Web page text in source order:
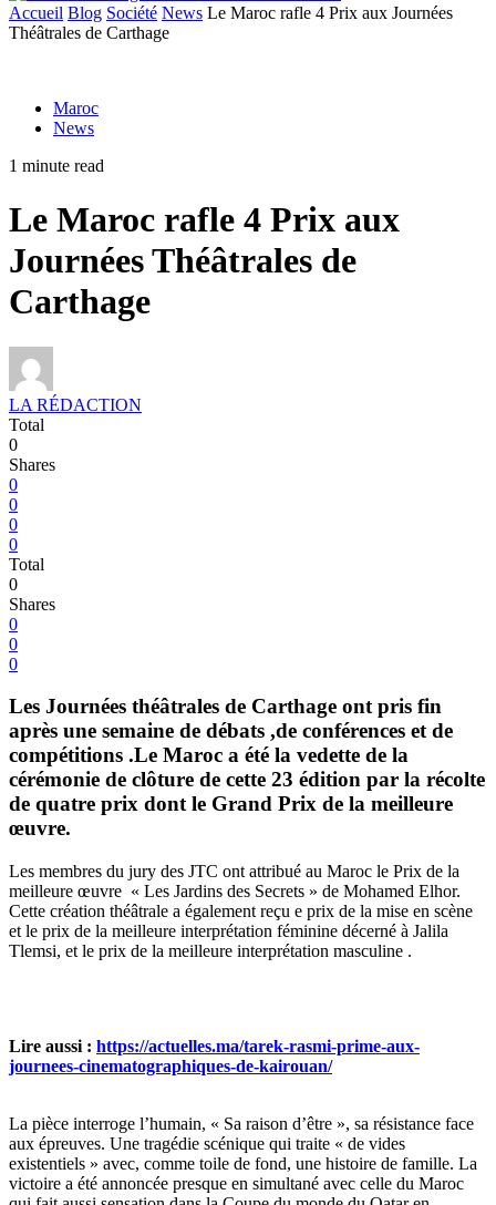
Accueil Blog Société News Le Maroc rafle 4 Prix aux Journées
Théâtrales de Carthage
Maroc
News
1 minute read
Le Maroc rafle 4 Prix aux
Journées Théâtrales de
Carthage
LA RÉDACTION
Total
0
Shares
0
0
0
0
Total
0
Shares
0
0
0
Les Journées théâtrales de Carthage ont pris fin
après une semaine de débats ,de conférences et de
compétitions .Le Maroc a été la vedette de la
cérémonie de clôture de cette 23 édition par la récolte
de quatre prix dont le Grand Prix de la meilleure
œuvre.
Les membres du jury des JTC ont attribué au Maroc le Prix de la
meilleure œuvre « Les Jardins des Secrets » de Mohamed Elhor.
Cette création théâtrale a également reçu e prix de la mise en scène
et le prix de la meilleure interprétation féminine décerné à Jalila
Tlemsi, et le prix de la meilleure interprétation masculine .
Lire aussi : https://actuelles.ma/tarek-rasmi-prime-aux-
journees-cinematographiques-de-kairouan/
La pièce interroge l’humain, « Sa raison d’être », sa résistance face
aux épreuves. Une tragédie scénique qui traite « de vides
existentiels » avec, comme toile de fond, une histoire de famille. La
victoire a été annoncée presque en simultané avec celle du Maroc